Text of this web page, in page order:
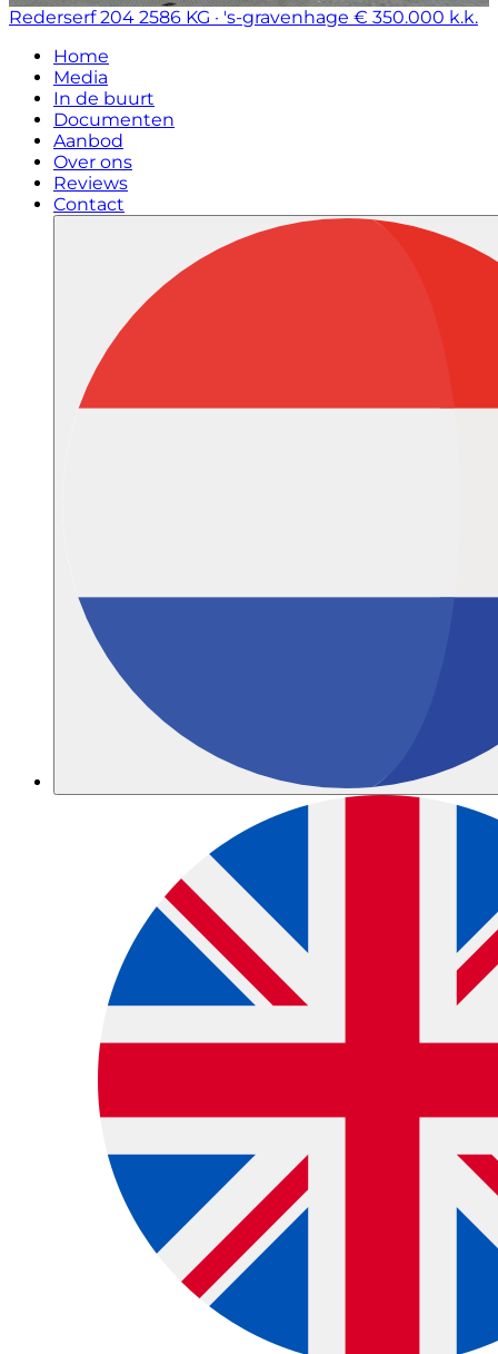
Rederserf 204 2586 KG · 's-gravenhage € 350.000 k.k.
Home
Media
In de buurt
Documenten
Aanbod
Over ons
Reviews
Contact